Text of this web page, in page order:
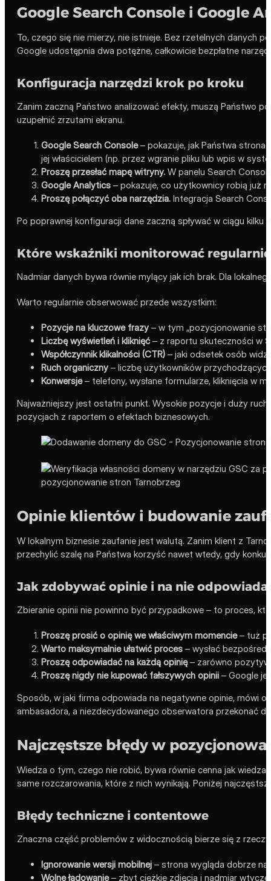
Google Search Console i Google
To, czego się nie mierzy, nie istnieje. Bez rzetelnych danych
Google udostępnia dwa potężne, całkowicie bezpłatne
Konfiguracja narzędzi krok po kroku
Zanim zaczną Państwo analizować efekty, muszą Państwo
uzupełnić zrzutami ekranu.
Google Search Console– pokazuje, jak Państwa strona
jej właścicielem (np. przez wgranie pliku lub wpis w
Proszę przesłać mapę witryny. W panelu Search
Google Analytics – pokazuje, co użytkownicy robią już
Proszę połączyć oba narzędzia. Integracja Search
Po poprawnej konfiguracji dane zaczną spływać w ciągu
Które wskaźniki monitorować regularnie
Nadmiar danych bywa równie mylący jak ich brak. Dla
Warto regularnie obserwować przede wszystkim:
Pozycje na kluczowe frazy – w tym „pozycjonowanie
Liczbę wyświetleń i kliknięć– z raportu skuteczności w
Współczynnik klikalności (CTR) – jaki odsetek osób
Ruch organiczny – liczbę użytkowników
Konwersje– telefony, wysłane formularze, kliknięcia w
Najważniejszy jest ostatni punkt. Wysokie pozycje i duży
pozycjach z raportem o efektach biznesowych.
Opinie klientów i budowanie
W lokalnym biznesie zaufanie jest walutą. Zanim klient z
przechylić szalę na Państwa korzyść nawet wtedy, gdy
Jak zdobywać opinie i na nie
Zbieranie opinii nie powinno być przypadkowe – to proces,
Proszę prosić o opinię we właściwym momencie– tuż
Warto maksymalnie ułatwić proces – wysłać
Proszę odpowiadać na każdą opinię– zarówno
Proszę nigdy nie kupować fałszywych opinii – Google je
Sposób, w jaki firma odpowiada na negatywne opinie, mówi
ambasadora, a niezdecydowanego obserwatora przekonać
Najczęstsze błędy w
Wiedza o tym, czego nie robić, bywa równie cenna jak
same rozczarowania, które z nich wynikają. Poniżej
Błędy techniczne i contentowe
Znaczna część problemów z widocznością bierze się z
Ignorowanie wersji mobilnej – strona wygląda dobrze
Wolne ładowanie– zbyt ciężkie zdjęcia i nadmiar